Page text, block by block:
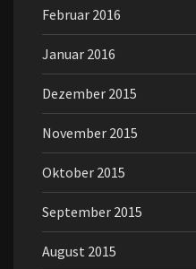
Februar 2016
Januar 2016
Dezember 2015
November 2015
Oktober 2015
September 2015
August 2015